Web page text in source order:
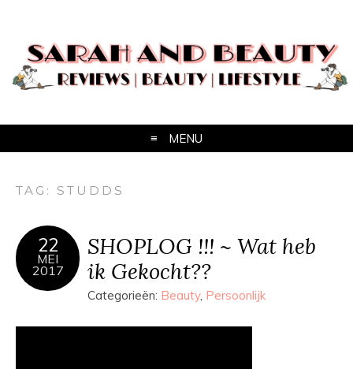
MENU
TAG: STUDDS
22
MEI
2017
SHOPLOG !!! ~ Wat heb
ik Gekocht??
Categorieën: Beauty, Persoonlijk